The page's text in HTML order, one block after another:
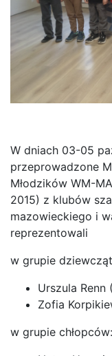
W dniach 03-05
przeprowadzone
Młodzików WM-
2015) z klubów
mazowieckiego i
reprezentowali
w grupie
Urszula Renn
Zofia
w grupie chłopców: